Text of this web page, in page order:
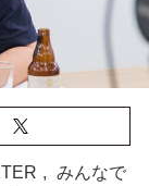
, みんなで